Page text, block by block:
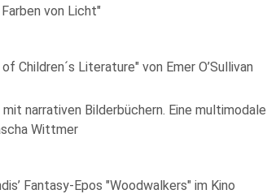
von Licht"
Children´s Literature" von Emer O’Sullivan
narrativen Bilderbüchern. Eine
Wittmer
Fantasy-Epos "Woodwalkers" im Kino